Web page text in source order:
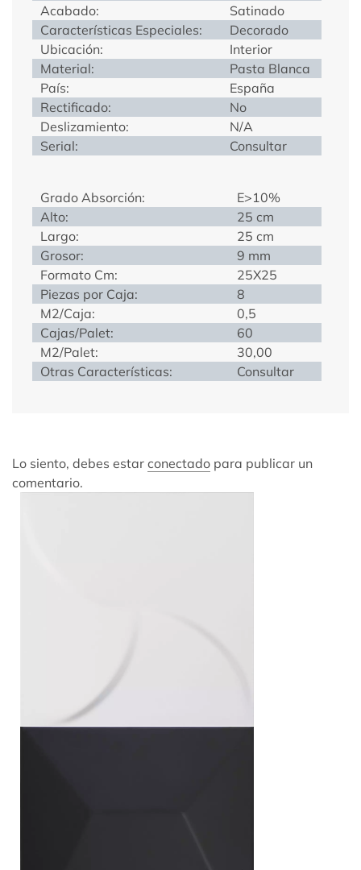
Acabado:
Satinado
Características Especiales:
Decorado
Ubicación:
Interior
Material:
Pasta Blanca
País:
España
Rectificado:
No
Deslizamiento:
N/A
Serial:
Consultar
Grado Absorción:
E>10%
Alto:
25 cm
Largo:
25 cm
Grosor:
9 mm
Formato Cm:
25X25
Piezas por Caja:
8
M2/Caja:
0,5
Cajas/Palet:
60
M2/Palet:
30,00
Otras Características:
Consultar
Lo siento, debes estar conectado para publicar un
comentario.